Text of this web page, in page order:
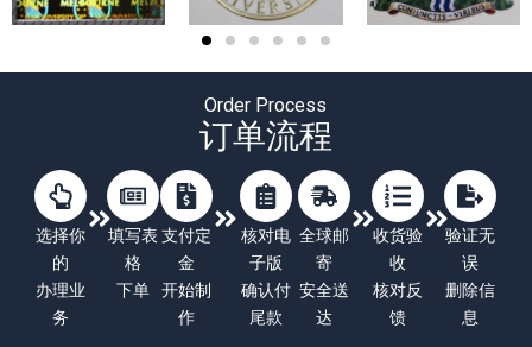
Order Process
订单流程
选择你
的
办理业
务
填写表
格
下单
支付定
金
开始制
作
核对电
子版
确认付
尾款
全球邮
寄
安全送
达
收货验
收
核对反
馈
验证无
误
删除信
息